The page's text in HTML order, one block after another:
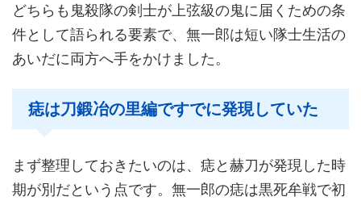
どちらも鬼殺隊の剣士が上弦級の鬼に届くための条
件として語られる要素で、無一郎は短い隊士生活の
あいだに両方へ手をかけました。
痣は刀鍛冶の里編ですでに発現していた
まず整理しておきたいのは、痣と赫刀が発現した時
期が別だという点です。無一郎の痣は黒死牟戦で初